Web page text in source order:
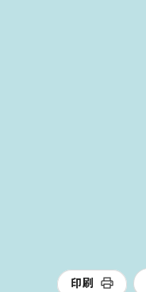
印刷